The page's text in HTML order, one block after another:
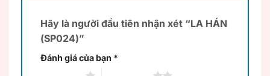
Hãy là người đầu tiên nhận xét “LA HÁN
(SP024)”
Đánh giá của bạn *